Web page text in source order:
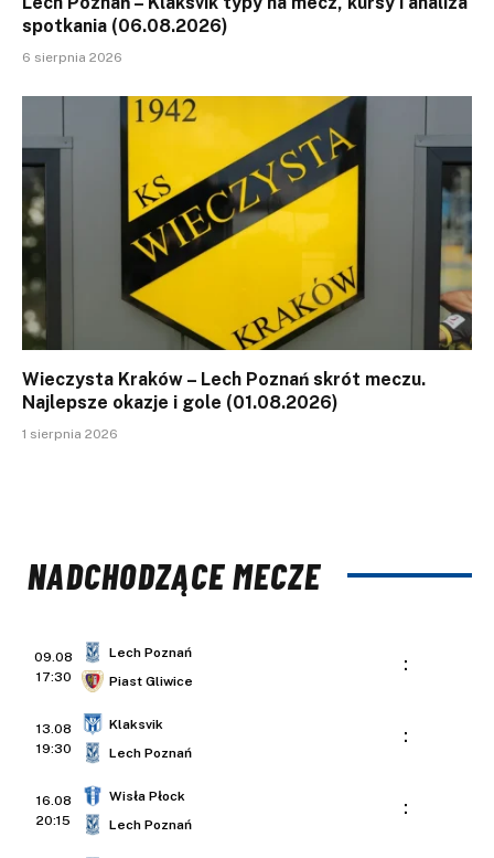
spotkania (06.08.2026)
6 sierpnia 2026
Wieczysta Kraków – Lech Poznań skrót meczu.
Najlepsze okazje i gole (01.08.2026)
1 sierpnia 2026
NADCHODZĄCE MECZE
09.08
17:30
Lech Poznań
Piast Gliwice
:
13.08
19:30
Klaksvik
Lech Poznań
:
16.08
20:15
Wisła Płock
Lech Poznań
: